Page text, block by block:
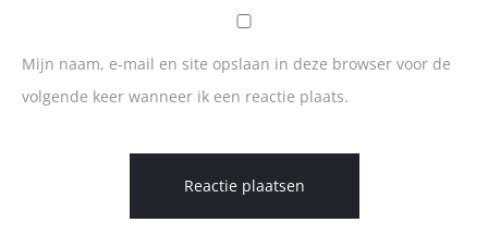
Mijn naam, e-mail en site opslaan in deze browser voor de
volgende keer wanneer ik een reactie plaats.